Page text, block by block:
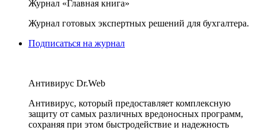
Журнал «Главная книга»
Журнал готовых экспертных решений для бухгалтера.
Подписаться на журнал
Антивирус Dr.Web
Антивирус, который предоставляет комплексную
защиту от самых различных вредоносных программ,
сохраняя при этом быстродействие и надежность